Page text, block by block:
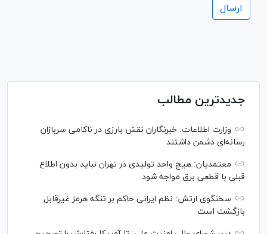
جدیدترین مطالب
وزارت اطلاعات: خبرنگاران نقش بارزی در ناکامی سربازان
رسانه‌ای دشمن داشتند
معتمدیان: هیچ واحد تولیدی در تهران نباید بدون اطلاع
قبلی با قطعی برق مواجه شود
سخنگوی ارتش: نظم ایرانی حاکم بر تنگه هرمز غیرقابل
بازگشت است